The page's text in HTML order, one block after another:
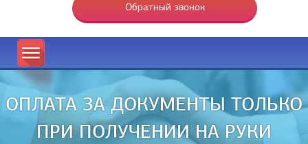
Обратный звонок
ОПЛАТА ЗА ДОКУМЕНТЫ ТОЛЬКО
ПРИ ПОЛУЧЕНИИ НА РУКИ